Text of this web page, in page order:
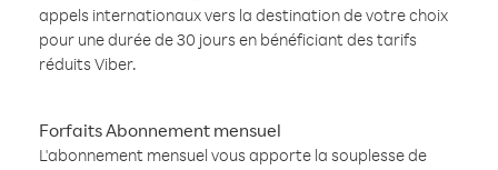
appels internationaux vers la destination de votre choix
pour une durée de 30 jours en bénéficiant des tarifs
réduits Viber.
Forfaits Abonnement mensuel
L'abonnement mensuel vous apporte la souplesse de